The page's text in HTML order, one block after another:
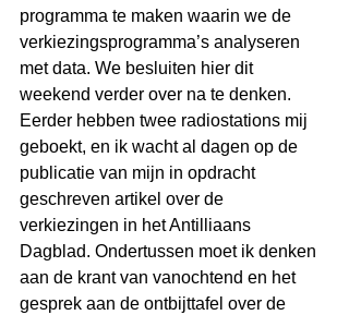
programma te maken waarin we de
verkiezingsprogramma’s analyseren
met data. We besluiten hier dit
weekend verder over na te denken.
Eerder hebben twee radiostations mij
geboekt, en ik wacht al dagen op de
publicatie van mijn in opdracht
geschreven artikel over de
verkiezingen in het Antilliaans
Dagblad. Ondertussen moet ik denken
aan de krant van vanochtend en het
gesprek aan de ontbijttafel over de